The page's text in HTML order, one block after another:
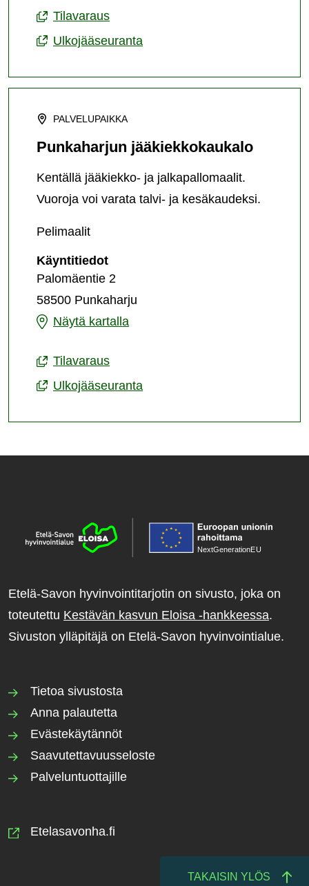
kaukalo
Tilavaraus
Ulkojääseuranta
PALVELUPAIKKA
Punkaharjun jääkiekkokaukalo
Kentällä jääkiekko- ja jalkapallomaalit.
Vuoroja voi varata talvi- ja kesäkaudeksi.
Pelimaalit
KäyntitiedotPunkaharjun
jääkiekkokaukalo
Palomäentie 2
58500 Punkaharju
Näytä kartalla
Punkaharjun
Tilavaraus
Ulkojääseuranta
NextGenerationEU
Etelä-Savon hyvinvointitarjotin on sivusto, joka on
toteutettu Kestävän kasvun Eloisa -hankkeessa.
Sivuston ylläpitäjä on Etelä-Savon hyvinvointialue.
Tietoa sivustosta
Anna palautetta
Evästekäytännöt
Saavutettavuusseloste
Palveluntuottajille
Etelasavonha.fi
TAKAISIN YLÖS